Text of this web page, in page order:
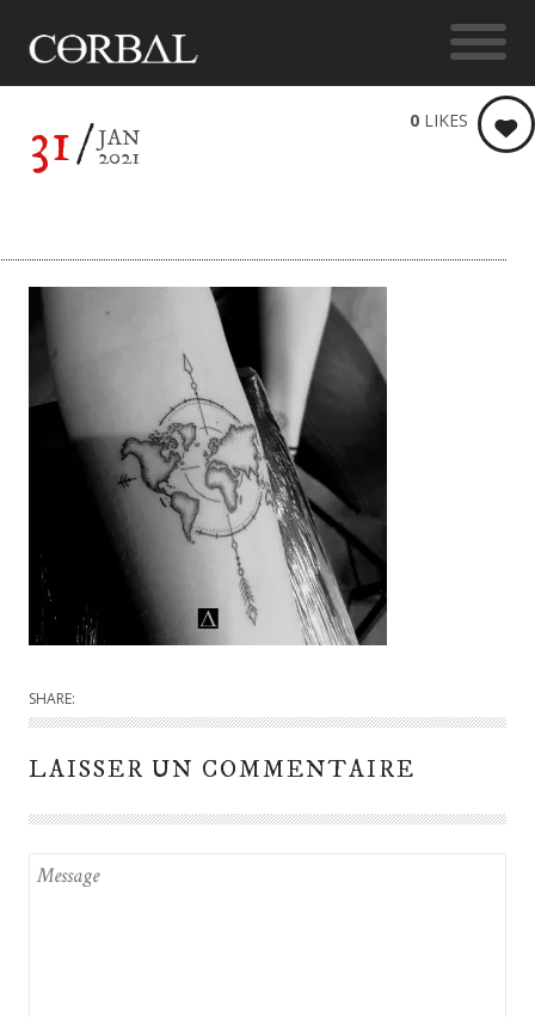
31 JAN
2021
0 LIKES
SHARE:
LAISSER UN COMMENTAIRE